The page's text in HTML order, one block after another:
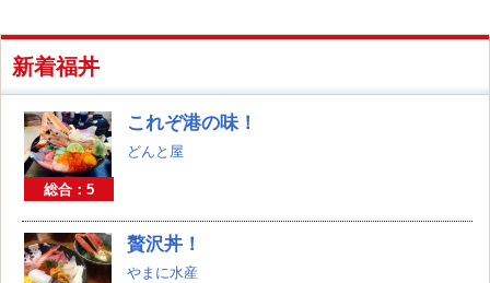
新着福丼
総合：5
これぞ港の味！
どんと屋
贅沢丼！
やまに水産